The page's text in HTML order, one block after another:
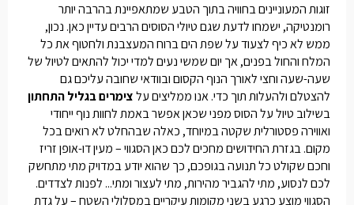
זוגות המעוניינים בחוויה בתוך הטבע שמתאפיינת בהרבה יותר
רומנטיקה, ישמחו לדעת שגם טיולי הסוסים הרבים עדיין כאן. נכון,
ממש לא כיף לצעוד על שפת הים ברוח המעצבנת ולחטוף את כל
המלח והחול בפנים, אך יום שמשי נעים למדי יכול להתאים לטיול של
שעה-שעה וחצי לאורך הנוף הקסום ובוודאי שחובה עליכם גם
להצטלם ולהעלות תוך כדי. אנו ממליצים עלצימרים בגליל התחתון
בשילוב טיול על הסוס מפני שכאן אפשר באמת לחוות נוף ייחודי
ואווירה פסטורלית שקטה במיוחד, כאלה שבהחלט לא רואים בכל
מקום. בגזרת החידושים מחכים לכם כאן הסגווי – מעין דו-אופן זריז
וחכם שקולט כל תנועה בגופכם, כך שהוא יודע במדויק מתי מתחשק
לכם לנסוע, מתי להגביר מהירות, מתי לעצור ומתי... לפנות לצדדים.
הסגווי מוצע כרגע בשני מקומות עיקריים במסלולי השטח – על גדת